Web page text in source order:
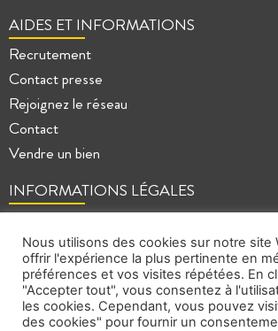
AIDES ET INFORMATIONS
Recrutement
Contact presse
Rejoignez le réseau
Contact
Vendre un bien
INFORMATIONS LÉGALES
Mentions légales
Politique de confidentialité
Plan du site
Nous utilisons des cookies sur notre site
offrir l'expérience la plus pertinente en
préférences et vos visites répétées. En
"Accepter tout", vous consentez à
les cookies. Cependant, vous pouvez
des cookies" pour fournir un